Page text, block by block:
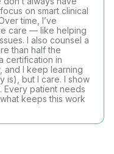
on smart clinical
time, I’ve
care — like helping
I also counsel a
than half the
certification in
and I keep learning
is), but I care. I show
Every patient needs
keeps this work